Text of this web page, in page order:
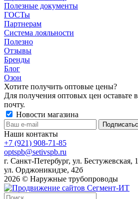
Полезные документы
ГОСТы
Партнерам
Система лояльности
Полезно
Отзывы
Бренды
Блог
Озон
Хотите получить оптовые цены?
Для получения оптовых цен оставьте
почту.
Новости магазина
Наши контакты
+7 (921) 908-71-85
optspb@setivspb.ru
г. Санкт-Петербург, ул. Бестужевская,
ул. Орджоникидзе, 42б
2026 © Наружные трубопроводы